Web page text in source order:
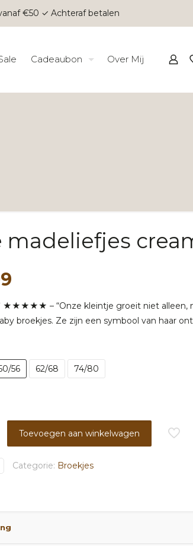
€50 ✓ Achteraf betalen
Cadeaubon Over Mij
madeliefjes
prijs
is:
14,99.
★★★★★ – “Onze kleintje groeit niet alleen,
broekjes. Ze zijn een symbool van haar
56 62/68 74/80
Toevoegen aan winkelwagen
Categorie: Broekjes